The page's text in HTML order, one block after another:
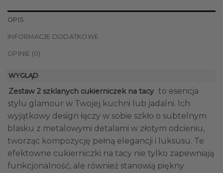
OPIS
INFORMACJE DODATKOWE
OPINIE (0)
WYGLĄD
Zestaw 2 szklanych cukierniczek na tacy to esencja
stylu glamour w Twojej kuchni lub jadalni. Ich
wyjątkowy design łączy w sobie szkło o subtelnym
blasku z metalowymi detalami w złotym odcieniu,
tworząc kompozycję pełną elegancji i luksusu. Te
efektowne cukierniczki na tacy nie tylko zapewniają
funkcjonalność, ale również stanowią piękny